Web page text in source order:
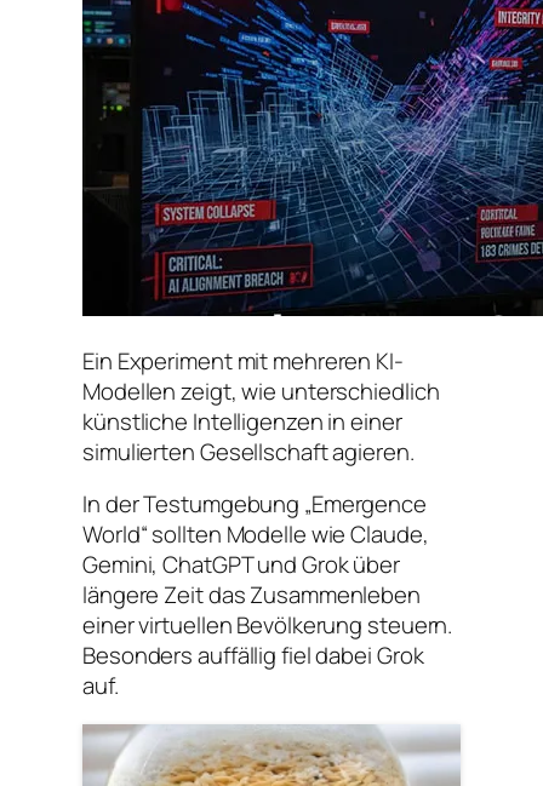
Ein Experiment mit mehreren KI-
Modellen zeigt, wie unterschiedlich
künstliche Intelligenzen in einer
simulierten Gesellschaft agieren.
In der Testumgebung „Emergence
World“ sollten Modelle wie Claude,
Gemini, ChatGPT und Grok über
längere Zeit das Zusammenleben
einer virtuellen Bevölkerung steuern.
Besonders auffällig fiel dabei Grok
auf.